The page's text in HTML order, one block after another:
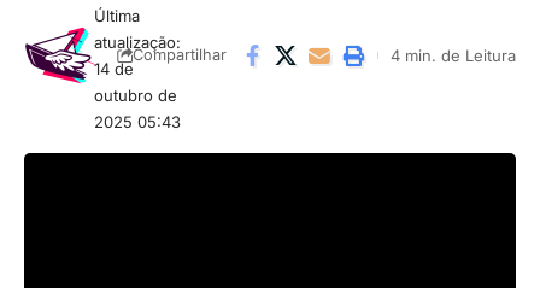
Última
atualização:
14 de
outubro de
2025 05:43
Compartilhar 4 min. de Leitura